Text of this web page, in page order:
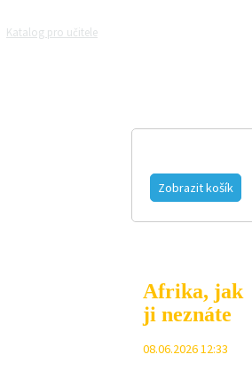
Katalog pro učitele
Zobrazit košík
Afrika, jak
ji neznáte
08.06.2026 12:33